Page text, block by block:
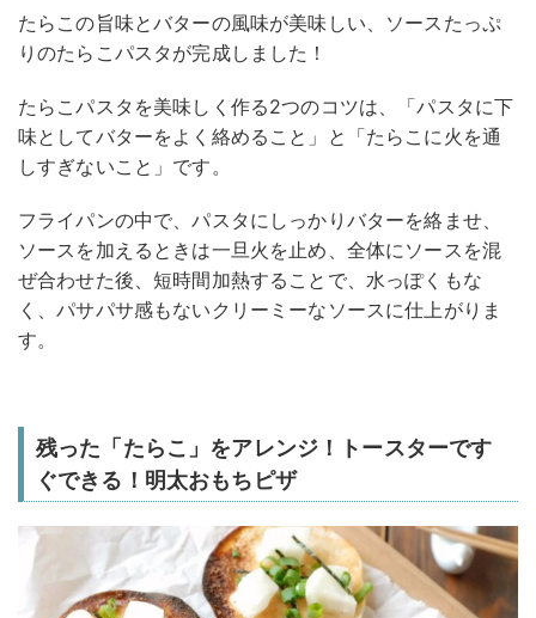
たらこの旨味とバターの風味が美味しい、ソースたっぷ
りのたらこパスタが完成しました！
たらこパスタを美味しく作る2つのコツは、「パスタに下
味としてバターをよく絡めること」と「たらこに火を通
しすぎないこと」です。
フライパンの中で、パスタにしっかりバターを絡ませ、
ソースを加えるときは一旦火を止め、全体にソースを混
ぜ合わせた後、短時間加熱することで、水っぽくもな
く、パサパサ感もないクリーミーなソースに仕上がりま
す。
残った「たらこ」をアレンジ！トースターです
ぐできる！明太おもちピザ